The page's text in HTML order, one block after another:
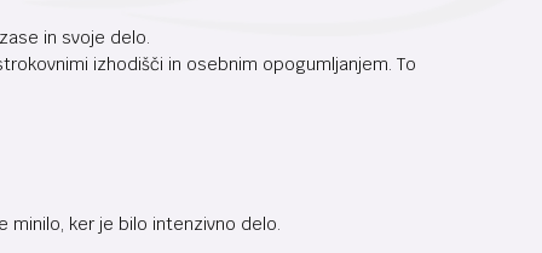
in svoje delo.
izhodišči in osebnim opogumljanjem. To
minilo, ker je bilo intenzivno delo.